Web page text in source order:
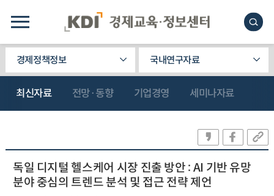
경제정책정보 국내연구자료
최신자료 전망·동향 기업경영 세미나자료
독일 디지털 헬스케어 시장 진출 방안 : AI 기반 유망
분야 중심의 트렌드 분석 및 접근 전략 제언